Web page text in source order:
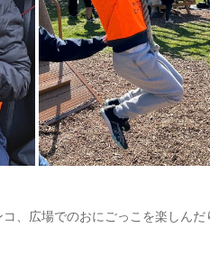
、広場でのおにごっこを楽しん